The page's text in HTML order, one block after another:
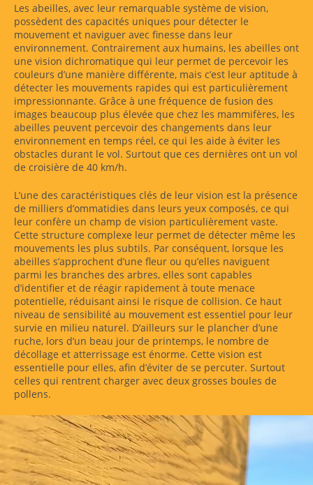
Les abeilles, avec leur remarquable système de vision,
possèdent des capacités uniques pour détecter le
mouvement et naviguer avec finesse dans leur
environnement. Contrairement aux humains, les abeilles ont
une vision dichromatique qui leur permet de percevoir les
couleurs d’une manière différente, mais c’est leur aptitude à
détecter les mouvements rapides qui est particulièrement
impressionnante. Grâce à une fréquence de fusion des
images beaucoup plus élevée que chez les mammifères, les
abeilles peuvent percevoir des changements dans leur
environnement en temps réel, ce qui les aide à éviter les
obstacles durant le vol. Surtout que ces dernières ont un vol
de croisière de 40 km/h.
L’une des caractéristiques clés de leur vision est la présence
de milliers d’ommatidies dans leurs yeux composés, ce qui
leur confère un champ de vision particulièrement vaste.
Cette structure complexe leur permet de détecter même les
mouvements les plus subtils. Par conséquent, lorsque les
abeilles s’approchent d’une fleur ou qu’elles naviguent
parmi les branches des arbres, elles sont capables
d’identifier et de réagir rapidement à toute menace
potentielle, réduisant ainsi le risque de collision. Ce haut
niveau de sensibilité au mouvement est essentiel pour leur
survie en milieu naturel. D’ailleurs sur le plancher d’une
ruche, lors d’un beau jour de printemps, le nombre de
décollage et atterrissage est énorme. Cette vision est
essentielle pour elles, afin d’éviter de se percuter. Surtout
celles qui rentrent charger avec deux grosses boules de
pollens.